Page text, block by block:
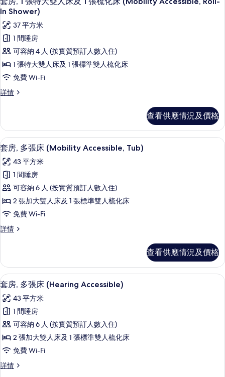
床
及
張
梳
化
床
Tub)
的
相
片
人
及
張
梳
化
(Mobility
Accessible,
Tub)
入
所
有
套
房,
1
張
特
雙
人
床
及
張
梳
化
床
Roll-
In
Shower)
的
相
片
In Shower)
37 平方米
1 間睡房
可容納 4 人 (按實質預訂人數入住)
1 張特大雙人床及 1 張標準雙人梳化床
免費 Wi-Fi
詳情
套
特
大
雙
床
及
張
梳
化
床
(Mobility
Shower)
詳
情
查看供應情況及價格
載
入
所
有
套
房,
張
(Mobility
Accessible,
Tub)
的
相
片
書桌、手提電腦工作空間、遮光窗簾/
6
套房, 多張床 (Mobility Accessible, Tub)
43 平方米
1 間睡房
可容納 6 人 (按實質預訂人數入住)
2 張加大雙人床及 1 張標準雙人梳化床
免費 Wi-Fi
詳情
套
床
(Mobility
Accessible,
詳
情
查看供應情況及價格
載
入
所
有
套
房,
張
書桌、手提電腦工作空間、遮光窗簾/
5
套房, 多張床 (Hearing Accessible)
43 平方米
1 間睡房
可容納 6 人 (按實質預訂人數入住)
2 張加大雙人床及 1 張標準雙人梳化床
免費 Wi-Fi
詳情
套